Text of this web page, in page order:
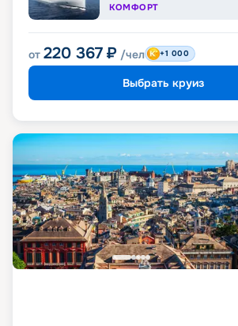
КОМФОРТ
от 220 367 ₽ /чел +1 000
Выбрать круиз